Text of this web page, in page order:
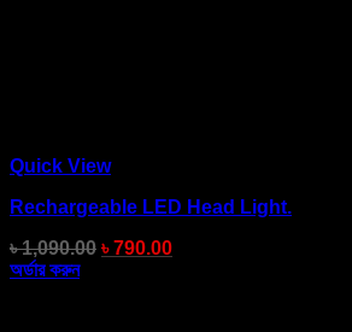
Quick View
Rechargeable LED Head Light.
৳1,090.00 ৳790.00
অর্ডার করুন